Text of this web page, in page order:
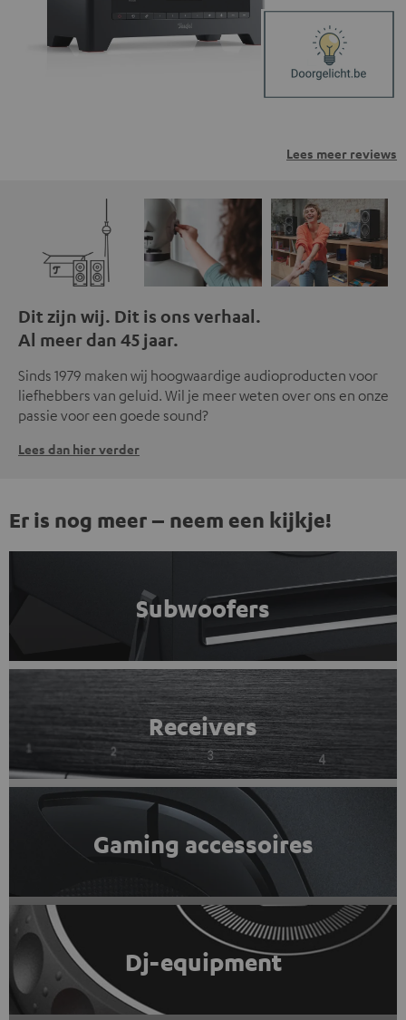
Lees meer reviews
Dit zijn wij. Dit is ons verhaal.
Al meer dan 45 jaar.
Sinds 1979 maken wij hoogwaardige audioproducten voor
liefhebbers van geluid. Wil je meer weten over ons en onze
passie voor een goede sound?
Lees dan hier verder
Er is nog meer – neem een kijkje!
Subwoofers
Receivers
Gaming accessoires
Dj-equipment